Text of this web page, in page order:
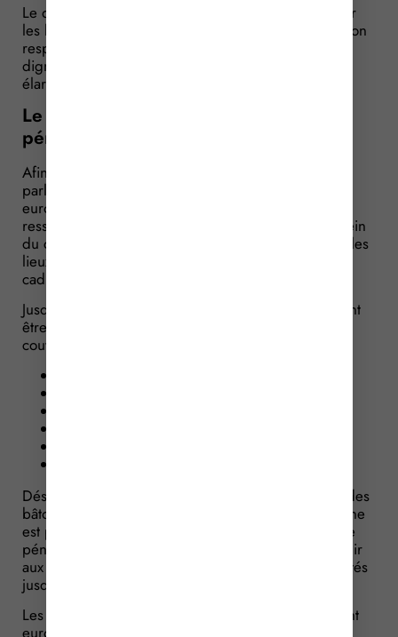
Le droit de visite est un outil permettant de contrôler
les lieux de privation de liberté et de s’assurer du bon
respect de la réglementation et du principe de la
dignité de la personne. Un droit de visite qui a été
élargi et précisé récemment…
Le droit de visite pour les procédures
pénales ou administratives
Afin de vérifier les conditions de détention, les
parlementaires, les représentants au Parlement
européen élus en France, les bâtonniers sur leur
ressort ou leur délégué spécialement désigné au sein
du conseil de l’ordre peuvent visiter à tout moment les
lieux où une personne est privée de liberté dans le
cadre d’une procédure pénale ou administrative.
Jusqu’à présent, une liste des établissements pouvant
être visités était prévue par la loi. Ce droit de visite
couvrait ainsi :
Désormais, le droit de visite des parlementaires et des
bâtonniers concerne tous « les lieux où une personne
est privée de liberté dans le cadre d’une procédure
pénale ou administrative », ce qui permet de l’élargir
aux lieux de privation de liberté qui n’étaient pas listés
jusque-là.
Les parlementaires et les représentants du Parlement
européen peuvent être accompagnés d’un